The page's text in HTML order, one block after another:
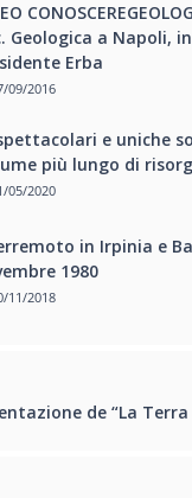
Geologica a Napoli,
Erba
09/2016
e uniche
più lungo di
05/2020
in Irpinia e
1980
11/2018
“La Terra vista da un